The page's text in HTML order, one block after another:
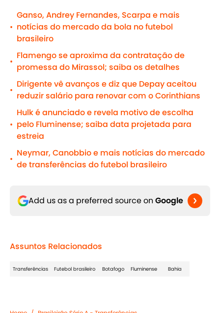
•
Ganso, Andrey Fernandes, Scarpa e mais
notícias do mercado da bola no futebol
brasileiro
•
Flamengo se aproxima da contratação de
promessa do Mirassol; saiba os detalhes
•
Dirigente vê avanços e diz que Depay aceitou
reduzir salário para renovar com o Corinthians
•
Hulk é anunciado e revela motivo de escolha
pelo Fluminense; saiba data projetada para
estreia
•
Neymar, Canobbio e mais notícias do mercado
de transferências do futebol brasileiro
Add us as a preferred source on Google
Assuntos Relacionados
Transferências Futebol brasileiro Botafogo Fluminense Bahia